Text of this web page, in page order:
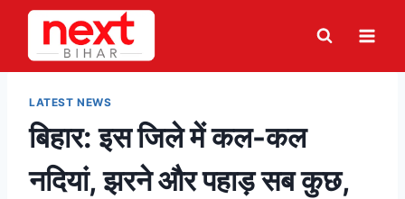
Skip
content
LATEST NEWS
बिहार: इस जिले में कल-कल
नदियां, झरने और पहाड़ सब कुछ,